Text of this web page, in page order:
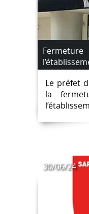
Sables
22 juillet
Le préfet
la
30/06/24